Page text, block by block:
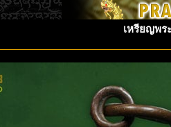
เหรียญพร